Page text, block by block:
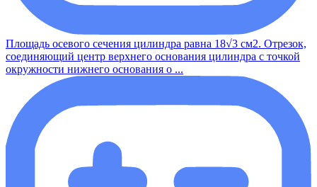
Площадь осевого сечения цилиндра равна 18√3 см2. Отрезок,
соединяющий центр верхнего основания цилиндра с точкой
окружности нижнего основания о ...